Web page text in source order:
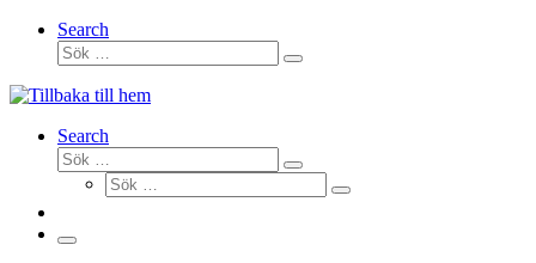
Search
Sök
Sök
Search
Sök
Sök
Sök
Sök
Meny